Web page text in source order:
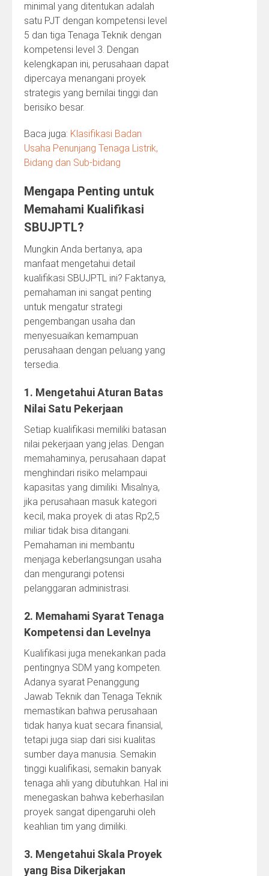
minimal yang ditentukan adalah
satu PJT dengan kompetensi level
5 dan tiga Tenaga Teknik dengan
kompetensi level 3. Dengan
kelengkapan ini, perusahaan dapat
dipercaya menangani proyek
strategis yang bernilai tinggi dan
berisiko besar.
Baca juga: Klasifikasi Badan
Usaha Penunjang Tenaga Listrik,
Bidang dan Sub-bidang
Mengapa Penting untuk
Memahami Kualifikasi
SBUJPTL?
Mungkin Anda bertanya, apa
manfaat mengetahui detail
kualifikasi SBUJPTL ini? Faktanya,
pemahaman ini sangat penting
untuk mengatur strategi
pengembangan usaha dan
menyesuaikan kemampuan
perusahaan dengan peluang yang
tersedia.
1. Mengetahui Aturan Batas
Nilai Satu Pekerjaan
Setiap kualifikasi memiliki batasan
nilai pekerjaan yang jelas. Dengan
memahaminya, perusahaan dapat
menghindari risiko melampaui
kapasitas yang dimiliki. Misalnya,
jika perusahaan masuk kategori
kecil, maka proyek di atas Rp2,5
miliar tidak bisa ditangani.
Pemahaman ini membantu
menjaga keberlangsungan usaha
dan mengurangi potensi
pelanggaran administrasi.
2. Memahami Syarat Tenaga
Kompetensi dan Levelnya
Kualifikasi juga menekankan pada
pentingnya SDM yang kompeten.
Adanya syarat Penanggung
Jawab Teknik dan Tenaga Teknik
memastikan bahwa perusahaan
tidak hanya kuat secara finansial,
tetapi juga siap dari sisi kualitas
sumber daya manusia. Semakin
tinggi kualifikasi, semakin banyak
tenaga ahli yang dibutuhkan. Hal ini
menegaskan bahwa keberhasilan
proyek sangat dipengaruhi oleh
keahlian tim yang dimiliki.
3. Mengetahui Skala Proyek
yang Bisa Dikerjakan